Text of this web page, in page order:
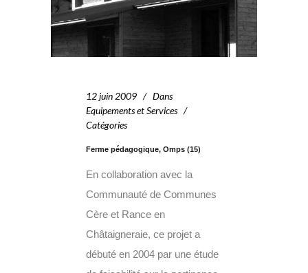
12 juin 2009
Dans
Equipements et Services
Catégories
Ferme pédagogique, Omps (15)
En collaboration avec la
Communauté de Communes
Cère et Rance en
Châtaigneraie, ce projet a
débuté en 2004 par une étude